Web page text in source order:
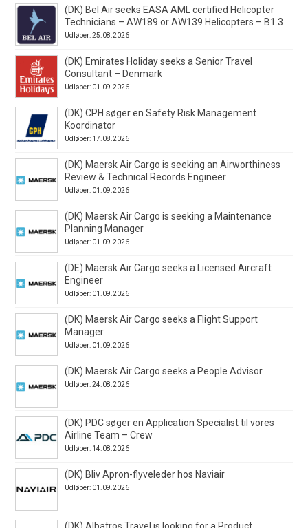
(DK) Bel Air seeks EASA AML certified Helicopter
Technicians – AW189 or AW139 Helicopters – B1.3
Udløber: 25.08.2026
(DK) Emirates Holiday seeks a Senior Travel
Consultant – Denmark
Udløber: 01.09.2026
(DK) CPH søger en Safety Risk Management
Koordinator
Udløber: 17.08.2026
(DK) Maersk Air Cargo is seeking an Airworthiness
Review & Technical Records Engineer
Udløber: 01.09.2026
(DK) Maersk Air Cargo is seeking a Maintenance
Planning Manager
Udløber: 01.09.2026
(DE) Maersk Air Cargo seeks a Licensed Aircraft
Engineer
Udløber: 01.09.2026
(DK) Maersk Air Cargo seeks a Flight Support
Manager
Udløber: 01.09.2026
(DK) Maersk Air Cargo seeks a People Advisor
Udløber: 24.08.2026
(DK) PDC søger en Application Specialist til vores
Airline Team – Crew
Udløber: 14.08.2026
(DK) Bliv Apron-flyveleder hos Naviair
Udløber: 01.09.2026